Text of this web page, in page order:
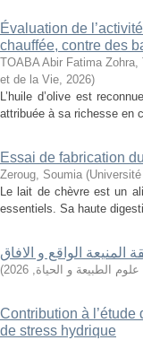
Évaluation de
chauffée, contre des
TOABA Abir Fatima
et de la Vie, 2026)
L’huile d’olive est
attribuée à sa richesse en
Essai de fabrication
Zeroug, Soumia (
Le lait de chèvre est un
essentiels. Sa haute
المنيعة الواقع و الافاق
الطبيعة و الحياة,
2026
)
Contribution à
de stress hydrique